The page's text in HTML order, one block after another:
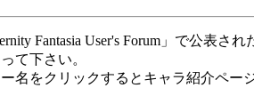
Fantasia User's Forum」で公表さ
て下さい。
名をクリックするとキャラ紹介ペー